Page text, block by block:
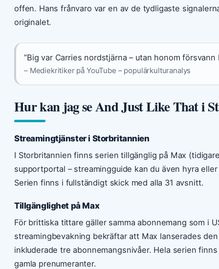
offen. Hans frånvaro var en av de tydligaste
originalet.
”Big var Carries nordstjärna – utan honom försvann
– Mediekritiker på YouTube – populärkulturanalys
Hur kan jag se And Just Like That i
Streamingtjänster i Storbritannien
I Storbritannien finns serien tillgänglig på Max
supportportal – streamingguide kan du även hyra
Serien finns i fullständigt skick med alla 31 avsnitt.
Tillgänglighet på Max
För brittiska tittare gäller samma abonnemang som i
streamingbevakning bekräftar att Max lanserades
inkluderade tre abonnemangsnivåer. Hela serien
gamla prenumeranter.